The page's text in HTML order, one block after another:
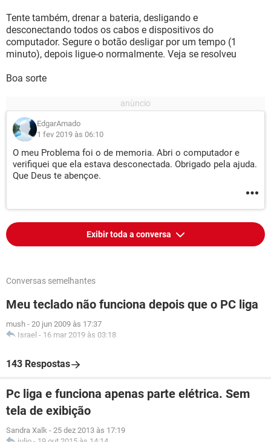
Tente também, drenar a bateria, desligando e
desconectando todos os cabos e dispositivos do
computador. Segure o botão desligar por um tempo (1
minuto), depois ligue-o normalmente. Veja se resolveu
Boa sorte
EdgarAmado
1 fev 2019 às 06:10
O meu Problema foi o de memoria. Abri o computador e
verifiquei que ela estava desconectada. Obrigado pela ajuda.
Que Deus te abençoe.
Exibir toda a conversa
Conversas semelhantes
Meu teclado não funciona depois que o PC liga
mush - 20 jun 2009 às 17:37
Israel - 16 mar 2019 às 03:18
143 Respostas
Pc liga e funciona apenas parte elétrica. Sem
tela de exibição
Sandra Xalk - 25 dez 2013 às 17:19